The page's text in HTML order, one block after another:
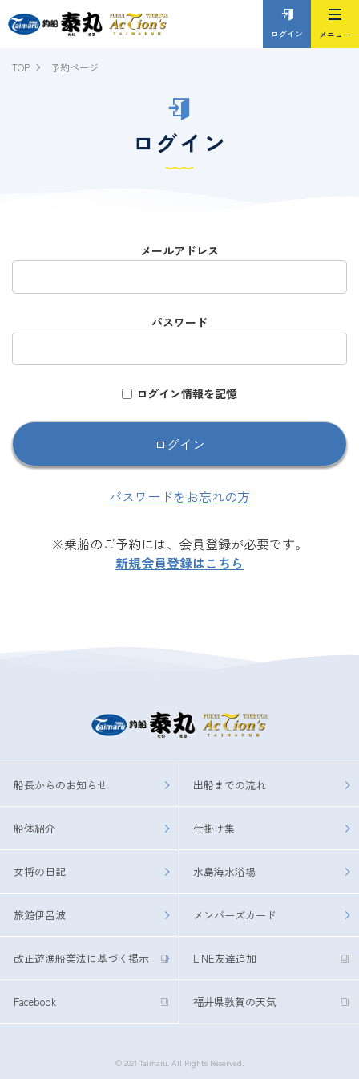
ログイン
TOP 予約ページ
ログイン
メールアドレス
パスワード
ログイン情報を記憶
パスワードをお忘れの方
※乗船のご予約には、会員登録が必要です。
新規会員登録はこちら
船長からのお知らせ 出船までの流れ
船体紹介 仕掛け集
女将の日記 水島海水浴場
旅館伊呂波 メンバーズカード
改正遊漁船業法に基づく掲示 LINE友達追加
Facebook 福井県敦賀の天気
© 2021 Taimaru. All Rights Reserved.